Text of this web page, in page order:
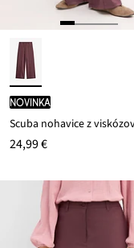
novinka
24,99 €